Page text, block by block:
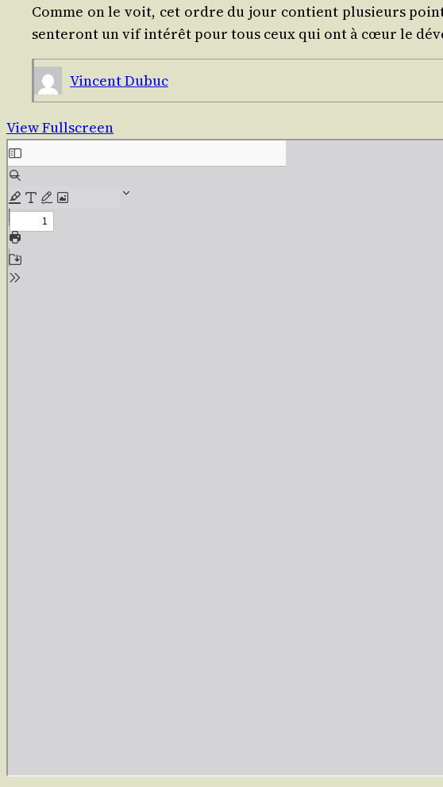
Comme on le voit, cet ordre du jour contient plu­sieurs
sen­te­ront un vif inté­rêt pour tous ceux qui ont à cœur le
Vincent Dubuc
View Fullscreen